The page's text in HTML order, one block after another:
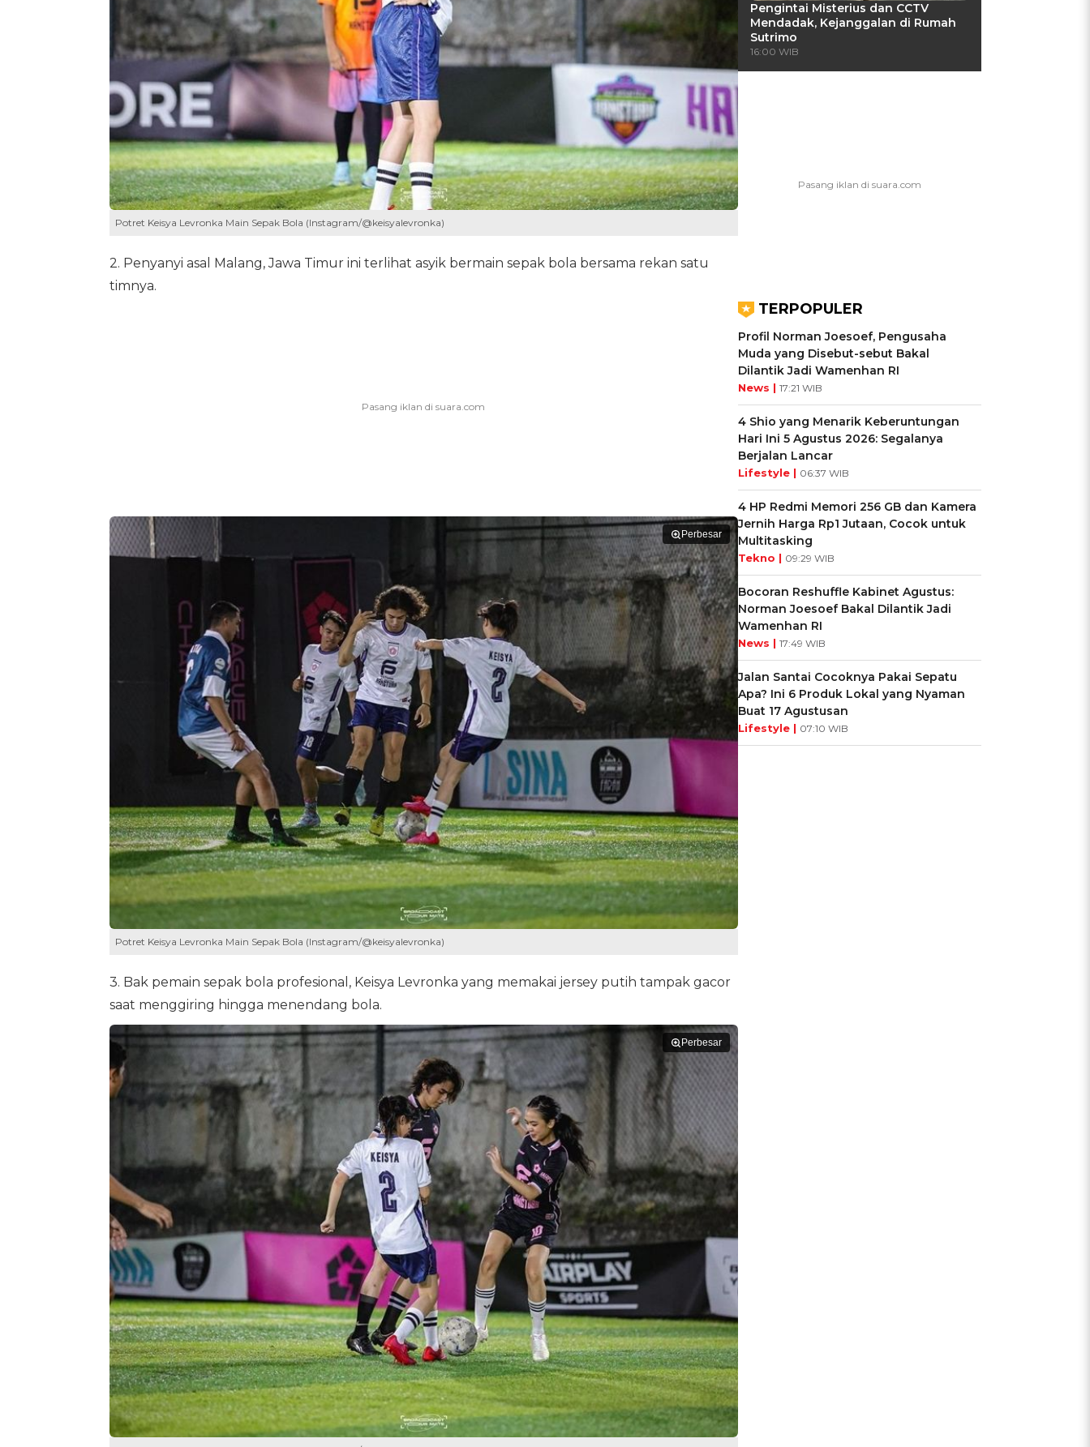
Potret Keisya Levronka Main Sepak Bola (Instagram/@keisyalevronka)
2. Penyanyi asal Malang, Jawa Timur ini terlihat asyik bermain sepak bola bersama rekan satu
timnya.
Perbesar
Potret Keisya Levronka Main Sepak Bola (Instagram/@keisyalevronka)
3. Bak pemain sepak bola profesional, Keisya Levronka yang memakai jersey putih tampak gacor
saat menggiring hingga menendang bola.
Perbesar
Pengintai Misterius dan CCTV
Mendadak, Kejanggalan di Rumah
Sutrimo
16:00 WIB
TERPOPULER
Profil Norman Joesoef, Pengusaha
Muda yang Disebut-sebut Bakal
Dilantik Jadi Wamenhan RI
News | 17:21 WIB
4 Shio yang Menarik Keberuntungan
Hari Ini 5 Agustus 2026: Segalanya
Berjalan Lancar
Lifestyle | 06:37 WIB
4 HP Redmi Memori 256 GB dan Kamera
Jernih Harga Rp1 Jutaan, Cocok untuk
Multitasking
Tekno | 09:29 WIB
Bocoran Reshuffle Kabinet Agustus:
Norman Joesoef Bakal Dilantik Jadi
Wamenhan RI
News | 17:49 WIB
Jalan Santai Cocoknya Pakai Sepatu
Apa? Ini 6 Produk Lokal yang Nyaman
Buat 17 Agustusan
Lifestyle | 07:10 WIB